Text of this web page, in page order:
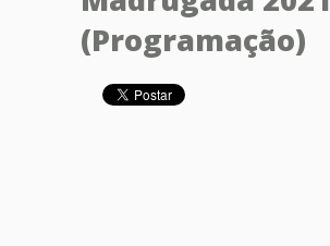
(Programação)